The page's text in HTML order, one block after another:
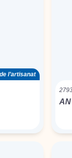
l’artisanat
AN